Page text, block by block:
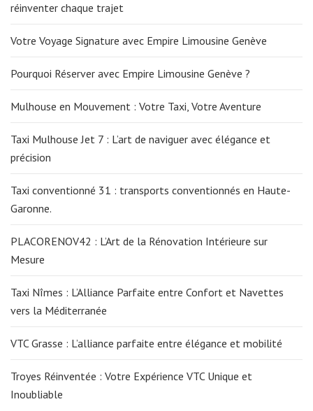
réinventer chaque trajet
Votre Voyage Signature avec Empire Limousine Genève
Pourquoi Réserver avec Empire Limousine Genève ?
Mulhouse en Mouvement : Votre Taxi, Votre Aventure
Taxi Mulhouse Jet 7 : L’art de naviguer avec élégance et
précision
Taxi conventionné 31 : transports conventionnés en Haute-
Garonne.
PLACORENOV42 : L’Art de la Rénovation Intérieure sur
Mesure
Taxi Nîmes : L’Alliance Parfaite entre Confort et Navettes
vers la Méditerranée
VTC Grasse : L’alliance parfaite entre élégance et mobilité
Troyes Réinventée : Votre Expérience VTC Unique et
Inoubliable